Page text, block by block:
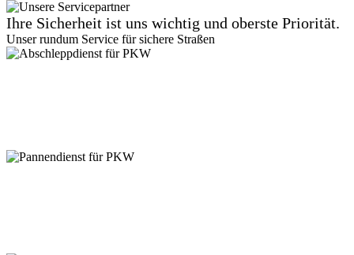
Ihre Sicherheit ist uns wichtig und oberste Priorität.
Unser rundum Service für sichere Straßen